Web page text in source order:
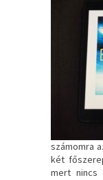
számomra
két
mert nincs